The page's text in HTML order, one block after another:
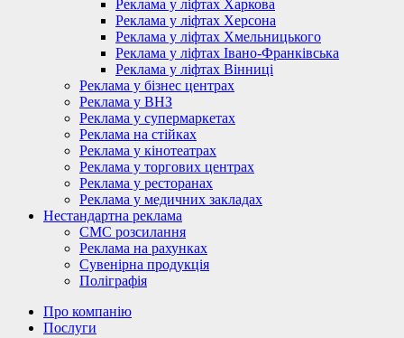
Реклама у ліфтах Харкова
Реклама у ліфтах Херсона
Реклама у ліфтах Хмельницького
Реклама у ліфтах Івано-Франківська
Реклама у ліфтах Вінниці
Реклама у бізнес центрах
Реклама у ВНЗ
Реклама у супермаркетах
Реклама на стійках
Реклама у кінотеатрах
Реклама у торгових центрах
Реклама у ресторанах
Реклама у медичних закладах
Нестандартна реклама
СМС розсилання
Реклама на рахунках
Сувенірна продукція
Поліграфія
Про компанію
Послуги